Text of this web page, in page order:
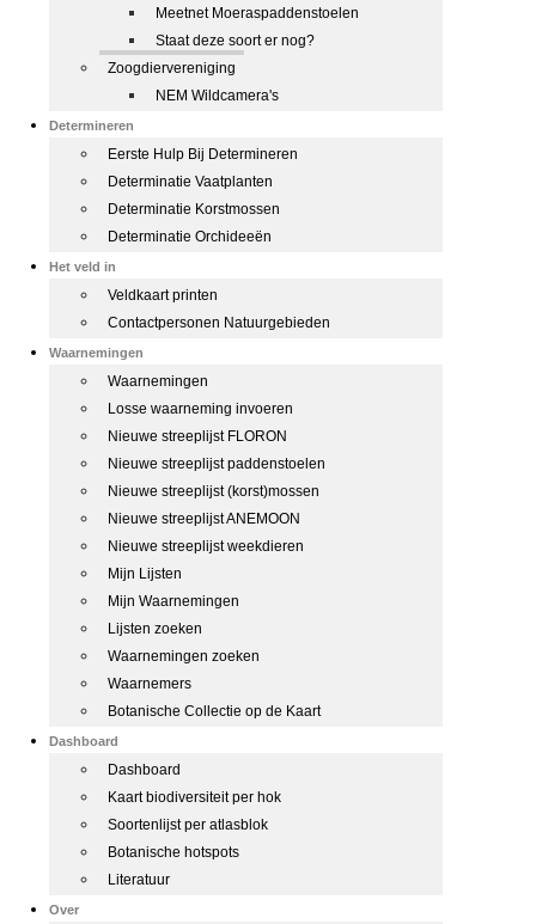
Meetnet Moeraspaddenstoelen
Staat deze soort er nog?
Zoogdiervereniging
NEM Wildcamera's
Determineren
Eerste Hulp Bij Determineren
Determinatie Vaatplanten
Determinatie Korstmossen
Determinatie Orchideeën
Het veld in
Veldkaart printen
Contactpersonen Natuurgebieden
Waarnemingen
Waarnemingen
Losse waarneming invoeren
Nieuwe streeplijst FLORON
Nieuwe streeplijst paddenstoelen
Nieuwe streeplijst (korst)mossen
Nieuwe streeplijst ANEMOON
Nieuwe streeplijst weekdieren
Mijn Lijsten
Mijn Waarnemingen
Lijsten zoeken
Waarnemingen zoeken
Waarnemers
Botanische Collectie op de Kaart
Dashboard
Dashboard
Kaart biodiversiteit per hok
Soortenlijst per atlasblok
Botanische hotspots
Literatuur
Over